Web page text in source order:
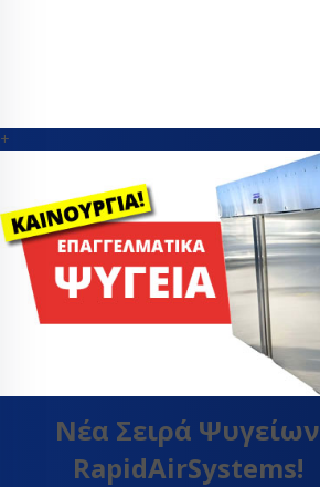
+
Νέα Σειρά Ψυγείων
RapidAirSystems!